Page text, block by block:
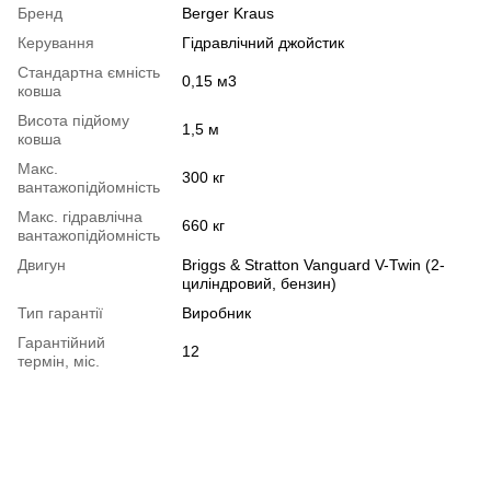
Бренд
Berger Kraus
Керування
Гідравлічний джойстик
Стандартна ємність
ковша
0,15 м3
Висота підйому
ковша
1,5 м
Макс.
вантажопідйомність
300 кг
Макс. гідравлічна
вантажопідйомність
660 кг
Двигун
Briggs & Stratton Vanguard V-Twin (2-
циліндровий, бензин)
Тип гарантії
Виробник
Гарантійний
термін, міс.
12